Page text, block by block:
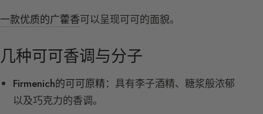
一款优质的广藿香可以呈现可可的面貌。
几种可可香调与分子
Firmenich的可可原精： 具有李子酒精、糖浆般浓郁
以及巧克力的香调。